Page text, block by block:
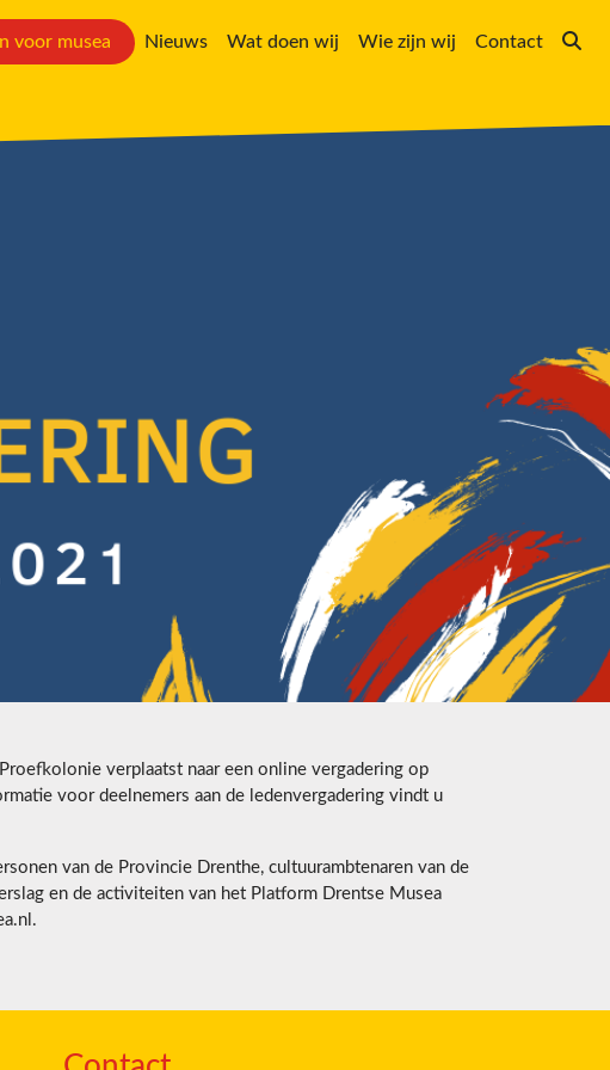
voor musea Nieuws Wat doen wij Wie zijn wij Contact
verplaatst naar een online vergadering op
voor deelnemers aan de ledenvergadering vindt u
van de Provincie Drenthe, cultuurambtenaren van de
en de activiteiten van het Platform Drentse Musea